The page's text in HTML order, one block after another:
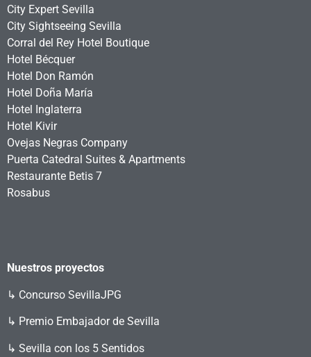
City Expert Sevilla
City Sightseeing Sevilla
Corral del Rey Hotel Boutique
Hotel Bécquer
Hotel Don Ramón
Hotel Doña María
Hotel Inglaterra
Hotel Kivir
Ovejas Negras Company
Puerta Catedral Suites & Apartments
Restaurante Betis 7
Rosabus
Nuestros proyectos
↳ Concurso SevillaJPG
↳ Premio Embajador de Sevilla
↳ Sevilla con los 5 Sentidos